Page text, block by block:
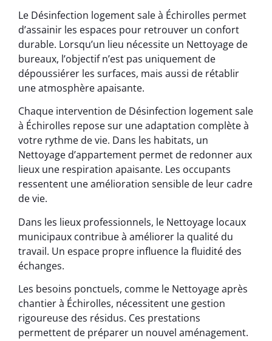
Le Désinfection logement sale à Échirolles permet
d’assainir les espaces pour retrouver un confort
durable. Lorsqu’un lieu nécessite un Nettoyage de
bureaux, l’objectif n’est pas uniquement de
dépoussiérer les surfaces, mais aussi de rétablir
une atmosphère apaisante.
Chaque intervention de Désinfection logement sale
à Échirolles repose sur une adaptation complète à
votre rythme de vie. Dans les habitats, un
Nettoyage d’appartement permet de redonner aux
lieux une respiration apaisante. Les occupants
ressentent une amélioration sensible de leur cadre
de vie.
Dans les lieux professionnels, le Nettoyage locaux
municipaux contribue à améliorer la qualité du
travail. Un espace propre influence la fluidité des
échanges.
Les besoins ponctuels, comme le Nettoyage après
chantier à Échirolles, nécessitent une gestion
rigoureuse des résidus. Ces prestations
permettent de préparer un nouvel aménagement.